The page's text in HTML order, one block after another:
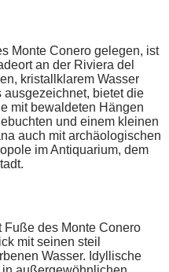
Monte Conero gelegen, ist
an der Riviera del
kristallklarem Wasser
bietet die
mit bewaldeten Hängen
und einem kleinen
auch mit archäologischen
im Antiquarium, dem
des Monte Conero
mit seinen steil
Wasser. Idyllische